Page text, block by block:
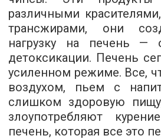
различными
трансжирами, они
нагрузку на печень —
детоксикации. Печень
усиленном режиме. Все,
воздухом, пьем с
слишком здоровую
злоупотребляют
печень, которая все это